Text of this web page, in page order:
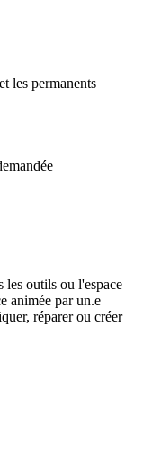
les permanents
les outils ou l'espace
animée par un.e
réparer ou créer